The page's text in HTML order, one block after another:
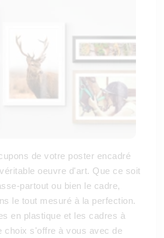
de votre poster encadré
oeuvre d'art. Que ce soit
partout ou bien le cadre,
le tout mesuré à la perfection.
en plastique et les cadres à
choix s'offre à vous avec de